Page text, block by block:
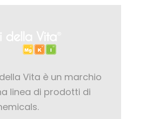
Vita è un marchio
linea di prodotti di